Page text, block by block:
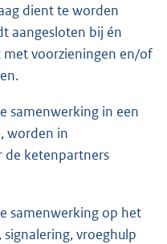
dient te worden
aangesloten bij én
voorzieningen en/of
samenwerking in een
worden in
de ketenpartners
samenwerking op het
vroeghulp